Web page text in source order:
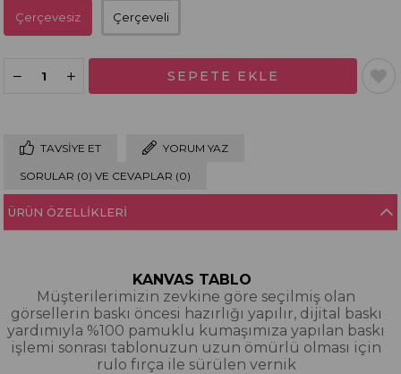
Çerçevesiz Çerçeveli
TAVSIYE ET YORUM YAZ
SORULAR (0) VE CEVAPLAR (0)
ÜRÜN ÖZELLIKLERI
KANVAS TABLO
Müşterilerimizin zevkine göre seçilmiş olan
görsellerin baskı öncesi hazırlığı yapılır, dijital baskı
yardımıyla %100 pamuklu kumaşımıza yapılan baskı
işlemi sonrası tablonuzun uzun ömürlü olması için
rulo fırça ile sürülen vernik